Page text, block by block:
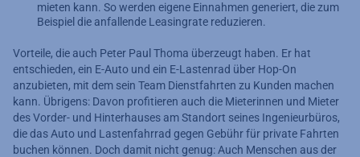
mieten kann. So werden eigene Einnahmen generiert, die zum
Beispiel die anfallende Leasingrate reduzieren.
Vorteile, die auch Peter Paul Thoma überzeugt haben. Er hat
entschieden, ein E-Auto und ein E-Lastenrad über Hop-On
anzubieten, mit dem sein Team Dienstfahrten zu Kunden machen
kann. Übrigens: Davon profitieren auch die Mieterinnen und Mieter
des Vorder- und Hinterhauses am Standort seines Ingenieurbüros,
die das Auto und Lastenfahrrad gegen Gebühr für private Fahrten
buchen können. Doch damit nicht genug: Auch Menschen aus der